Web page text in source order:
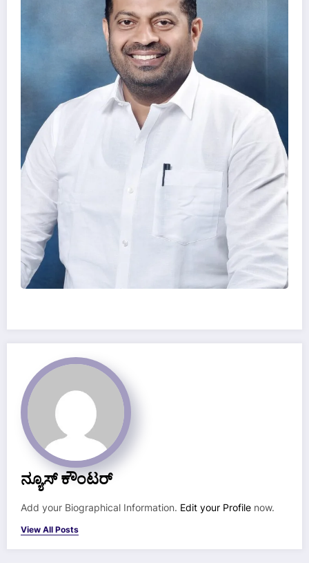
ನ್ಯೂಸ್ ಕೌಂಟರ್
Add your Biographical Information. Edit your Profile now.
View All Posts